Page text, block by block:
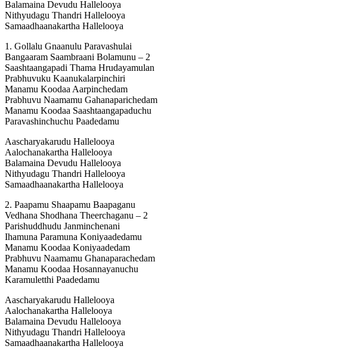
Balamaina Devudu Hallelooya
Nithyudagu Thandri Hallelooya
Samaadhaanakartha Hallelooya
1. Gollalu Gnaanulu Paravashulai
Bangaaram Saambraani Bolamunu – 2
Saashtaangapadi Thama Hrudayamulan
Prabhuvuku Kaanukalarpinchiri
Manamu Koodaa Aarpinchedam
Prabhuvu Naamamu Gahanaparichedam
Manamu Koodaa Saashtaangapaduchu
Paravashinchuchu Paadedamu
Aascharyakarudu Hallelooya
Aalochanakartha Hallelooya
Balamaina Devudu Hallelooya
Nithyudagu Thandri Hallelooya
Samaadhaanakartha Hallelooya
2. Paapamu Shaapamu Baapaganu
Vedhana Shodhana Theerchaganu – 2
Parishuddhudu Janminchenani
Ihamuna Paramuna Koniyaadedamu
Manamu Koodaa Koniyaadedam
Prabhuvu Naamamu Ghanaparachedam
Manamu Koodaa Hosannayanuchu
Karamuletthi Paadedamu
Aascharyakarudu Hallelooya
Aalochanakartha Hallelooya
Balamaina Devudu Hallelooya
Nithyudagu Thandri Hallelooya
Samaadhaanakartha Hallelooya